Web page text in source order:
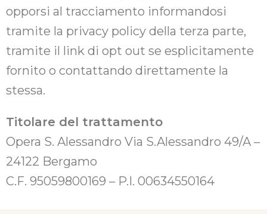
opporsi al tracciamento informandosi
tramite la privacy policy della terza parte,
tramite il link di opt out se esplicitamente
fornito o contattando direttamente la
stessa.
Titolare del trattamento
Opera S. Alessandro Via S.Alessandro 49/A –
24122 Bergamo
C.F. 95059800169 – P.I. 00634550164